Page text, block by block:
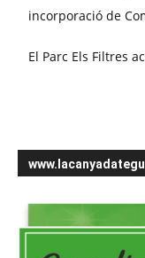
incorporació de
El Parc Els Filtres